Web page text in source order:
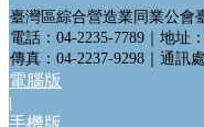
臺灣區綜合營造業同業公會
電話：04-2235-7789｜地址
傳真：04-2237-9298｜通訊
電腦版
|
手機版